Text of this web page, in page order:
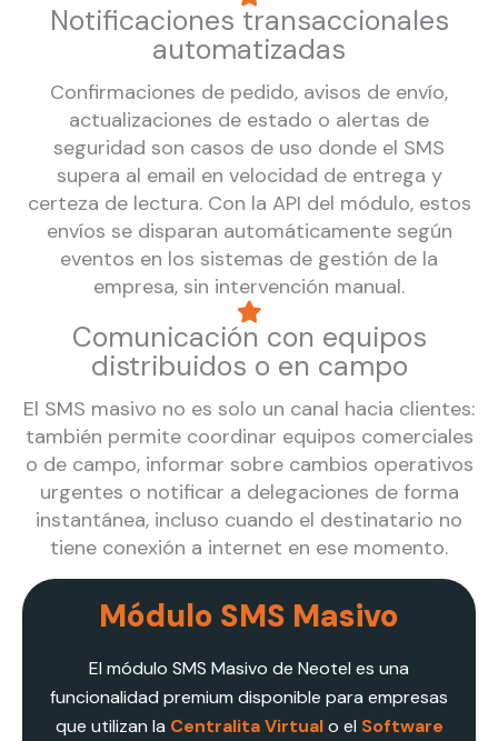
Notificaciones transaccionales
automatizadas
Confirmaciones de pedido, avisos de envío,
actualizaciones de estado o alertas de
seguridad son casos de uso donde el SMS
supera al email en velocidad de entrega y
certeza de lectura. Con la API del módulo, estos
envíos se disparan automáticamente según
eventos en los sistemas de gestión de la
empresa, sin intervención manual.
Comunicación con equipos
distribuidos o en campo
El SMS masivo no es solo un canal hacia clientes:
también permite coordinar equipos comerciales
o de campo, informar sobre cambios operativos
urgentes o notificar a delegaciones de forma
instantánea, incluso cuando el destinatario no
tiene conexión a internet en ese momento.
Módulo SMS Masivo
El módulo SMS Masivo de Neotel es una
funcionalidad premium disponible para empresas
que utilizan la Centralita Virtualo el Software